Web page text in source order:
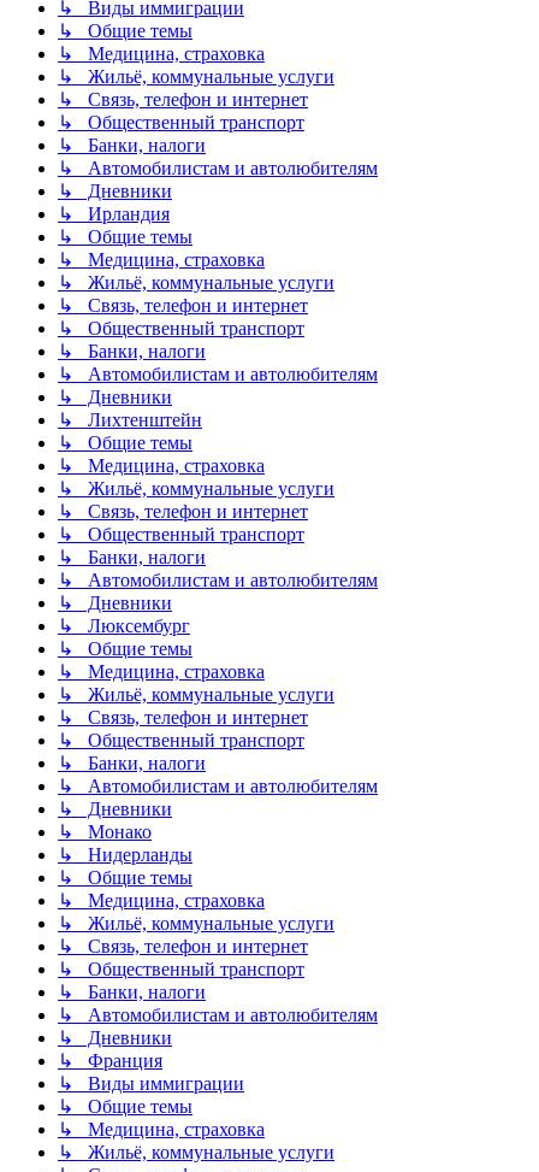
↳ Виды иммиграции
↳ Общие темы
↳ Медицина, страховка
↳ Жильё, коммунальные услуги
↳ Связь, телефон и интернет
↳ Общественный транспорт
↳ Банки, налоги
↳ Автомобилистам и автолюбителям
↳ Дневники
↳ Ирландия
↳ Общие темы
↳ Медицина, страховка
↳ Жильё, коммунальные услуги
↳ Связь, телефон и интернет
↳ Общественный транспорт
↳ Банки, налоги
↳ Автомобилистам и автолюбителям
↳ Дневники
↳ Лихтенштейн
↳ Общие темы
↳ Медицина, страховка
↳ Жильё, коммунальные услуги
↳ Связь, телефон и интернет
↳ Общественный транспорт
↳ Банки, налоги
↳ Автомобилистам и автолюбителям
↳ Дневники
↳ Люксембург
↳ Общие темы
↳ Медицина, страховка
↳ Жильё, коммунальные услуги
↳ Связь, телефон и интернет
↳ Общественный транспорт
↳ Банки, налоги
↳ Автомобилистам и автолюбителям
↳ Дневники
↳ Монако
↳ Нидерланды
↳ Общие темы
↳ Медицина, страховка
↳ Жильё, коммунальные услуги
↳ Связь, телефон и интернет
↳ Общественный транспорт
↳ Банки, налоги
↳ Автомобилистам и автолюбителям
↳ Дневники
↳ Франция
↳ Виды иммиграции
↳ Общие темы
↳ Медицина, страховка
↳ Жильё, коммунальные услуги